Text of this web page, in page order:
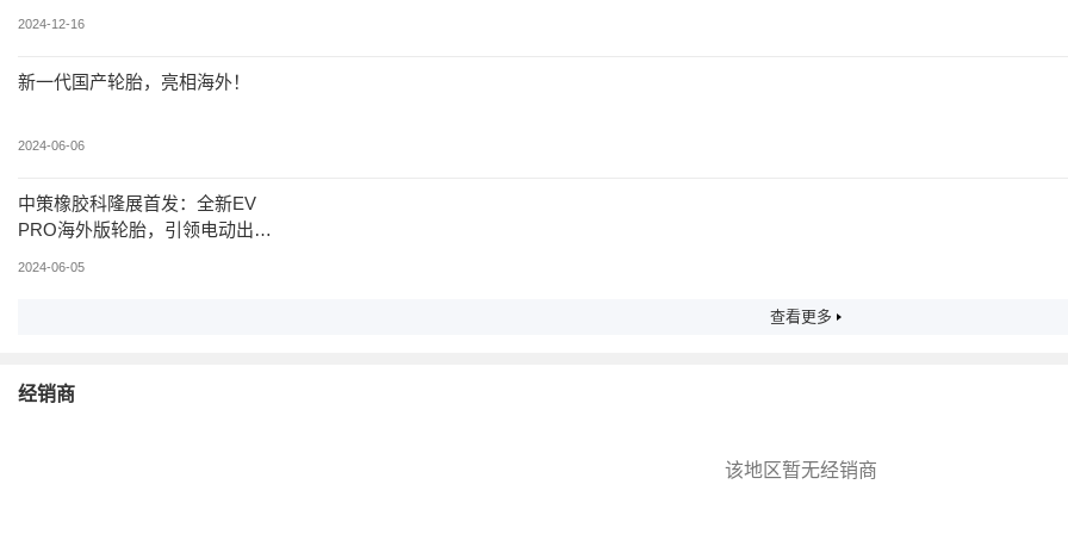
2024-12-16
新一代国产轮胎，亮相海外！
2024-06-06
中策橡胶科隆展首发：全新EV
PRO海外版轮胎，引领电动出行
2024-06-05
查看更多
经销商
该地区暂无经销商